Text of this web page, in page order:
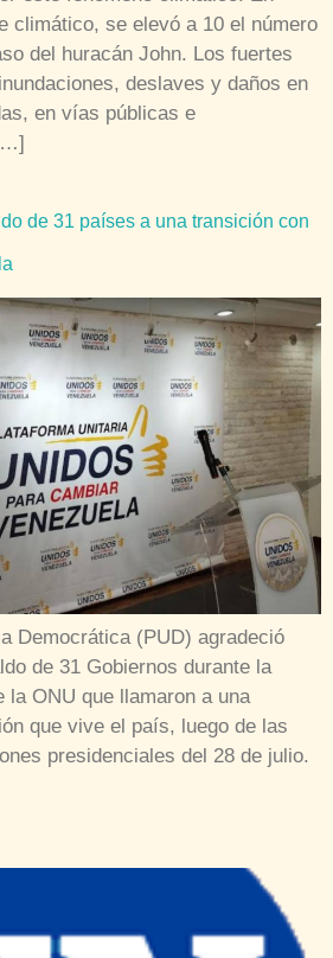
climático, se elevó a 10 el número
del huracán John. Los fuertes
deslaves y daños en
en vías públicas e
de 31 países a una transición con
Democrática (PUD) agradeció
de 31 Gobiernos durante la
la ONU que llamaron a una
que vive el país, luego de las
presidenciales del 28 de julio.